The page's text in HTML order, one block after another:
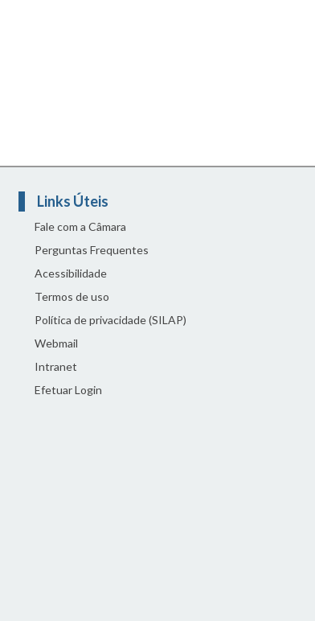
Links Úteis
Fale com a Câmara
Perguntas Frequentes
Acessibilidade
Termos de uso
Política de privacidade (SILAP)
Webmail
Intranet
Efetuar Login